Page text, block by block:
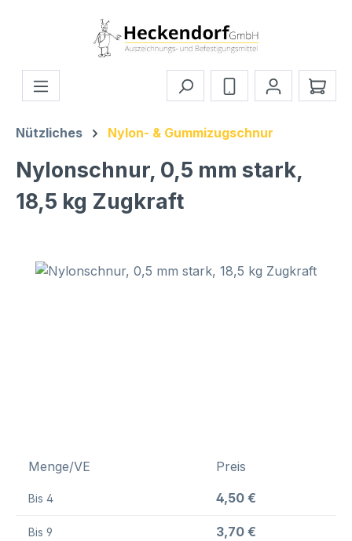
Zum Hauptinhalt springen
Nützliches Nylon- & Gummizugschnur
Nylonschnur, 0,5 mm stark,
18,5 kg Zugkraft
Bildergalerie überspringen
Menge/VE Preis
Bis 4 4,50 €
Bis 9 3,70 €